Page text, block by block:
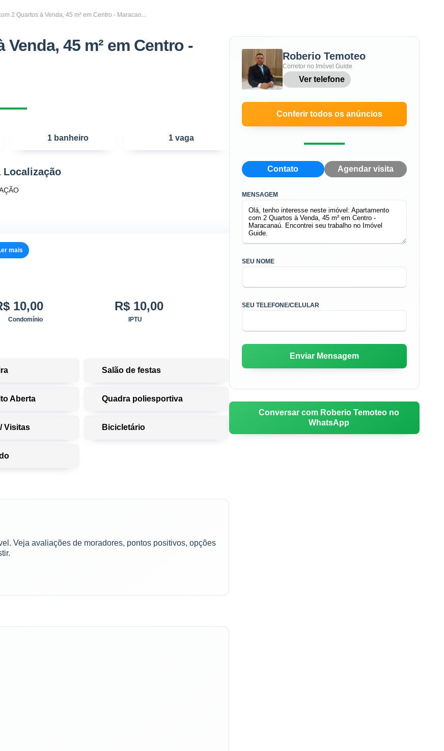
2 Quartos à Venda, 45 m² em Centro - Maracan...
45 m² em Centro -
1 banheiro 1 vaga
Localização
mais
10,00
Condomínio
R$ 10,00
IPTU
Salão de festas
Aberta Quadra poliesportiva
Visitas Bicicletário
Veja avaliações de moradores, pontos positivos, opções
Roberio Temoteo
Corretor no Imóvel Guide
Ver telefone
Conferir todos os anúncios
Contato Agendar visita
MENSAGEM
SEU NOME
SEU TELEFONE/CELULAR
Conversar com Roberio Temoteo no
WhatsApp